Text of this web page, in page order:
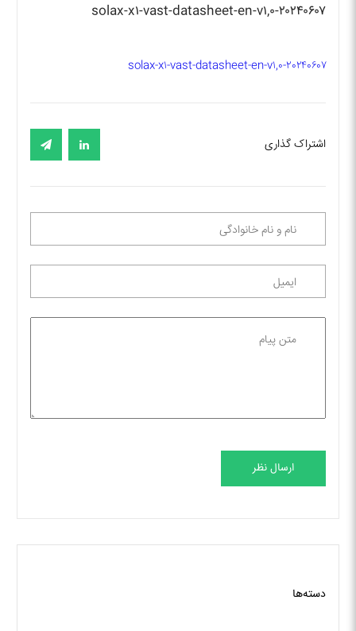
solax-x۱-vast-datasheet-en-v۱,۰-۲۰۲۴۰۶۰۷
solax-x۱-vast-datasheet-en-v۱,۰-۲۰۲۴۰۶۰۷
اشتراک گذاری
ارسال نظر
دسته‌ها